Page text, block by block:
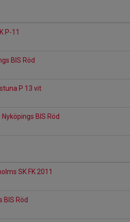
P-11
BIS Röd
P 13 vit
BIS Röd
SK FK 2011
BIS Röd